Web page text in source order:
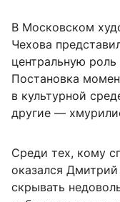
В Московском
Чехова
центральную
Постановка
в культурной
другие —
Среди тех, кому
оказался
скрывать